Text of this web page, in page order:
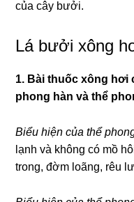
của cây bưởi.
Lá bưởi xông
1. Bài thuốc xông hơi
phong hàn và thể
Biểu hiện của thể
lạnh và không có mồ
trong, đờm loãng, rêu